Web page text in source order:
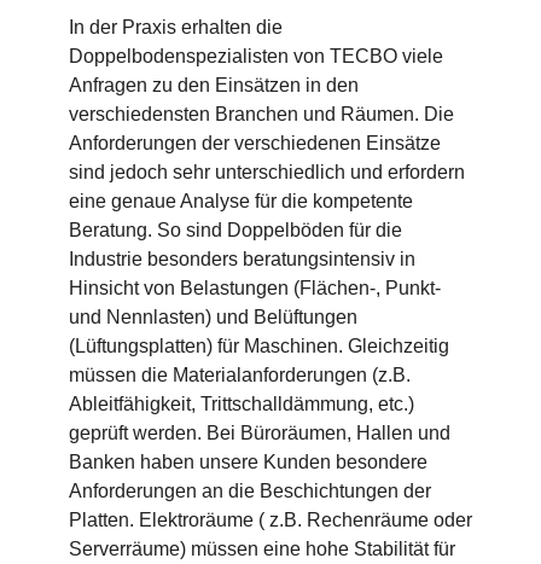
In der Praxis erhalten die
Doppelbodenspezialisten von TECBO viele
Anfragen zu den Einsätzen in den
verschiedensten Branchen und Räumen. Die
Anforderungen der verschiedenen Einsätze
sind jedoch sehr unterschiedlich und erfordern
eine genaue Analyse für die kompetente
Beratung. So sind Doppelböden für die
Industrie besonders beratungsintensiv in
Hinsicht von Belastungen (Flächen-, Punkt-
und Nennlasten) und Belüftungen
(Lüftungsplatten) für Maschinen. Gleichzeitig
müssen die Materialanforderungen (z.B.
Ableitfähigkeit, Trittschalldämmung, etc.)
geprüft werden. Bei Büroräumen, Hallen und
Banken haben unsere Kunden besondere
Anforderungen an die Beschichtungen der
Platten. Elektroräume ( z.B. Rechenräume oder
Serverräume) müssen eine hohe Stabilität für